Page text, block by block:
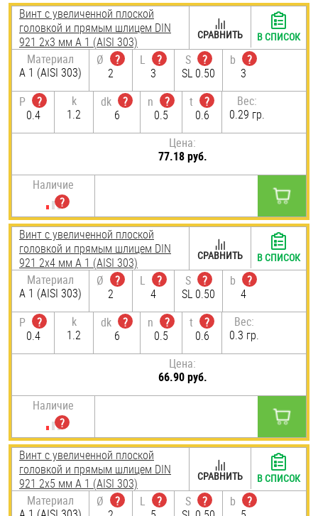
Винт с увеличенной плоской
головкой и прямым шлицем DIN
921 2х3 мм А 1 (AISI 303)
Материал
А 1 (AISI 303)
Ø
?
2
L
?
3
S
?
SL 0.50
b
?
3
P
?
0.4
k
1.2
dk
?
6
n
?
0.5
t
?
0.6
Вес:
0.29 гр.
Цена:
77.18 руб.
Наличие
СРАВНИТЬ В СПИСОК
Винт с увеличенной плоской
головкой и прямым шлицем DIN
921 2х4 мм А 1 (AISI 303)
Материал
А 1 (AISI 303)
Ø
?
2
L
?
4
S
?
SL 0.50
b
?
4
P
?
0.4
k
1.2
dk
?
6
n
?
0.5
t
?
0.6
Вес:
0.3 гр.
Цена:
66.90 руб.
Наличие
СРАВНИТЬ В СПИСОК
Винт с увеличенной плоской
головкой и прямым шлицем DIN
921 2х5 мм А 1 (AISI 303)
Материал
Ø
?
L
?
S
?
b
?
СРАВНИТЬ В СПИСОК